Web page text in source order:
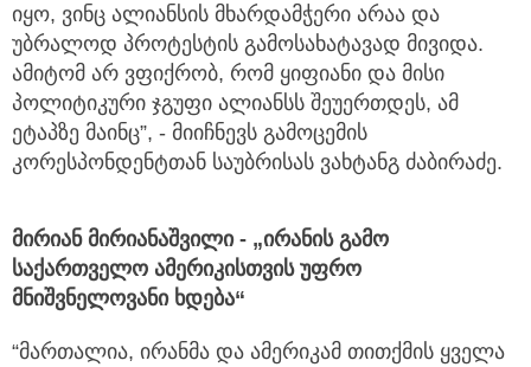
იყო, ვინც ალიანსის მხარდამჭერი არაა და
უბრალოდ პროტესტის გამოსახატავად მივიდა.
ამიტომ არ ვფიქრობ, რომ ყიფიანი და მისი
პოლიტიკური ჯგუფი ალიანსს შეუერთდეს, ამ
ეტაპზე მაინც”, - მიიჩნევს გამოცემის
კორესპონდენტთან საუბრისას ვახტანგ ძაბირაძე.
მირიან მირიანაშვილი - „ირანის გამო
საქართველო ამერიკისთვის უფრო
მნიშვნელოვანი ხდება“
“მართალია, ირანმა და ამერიკამ თითქმის ყველა